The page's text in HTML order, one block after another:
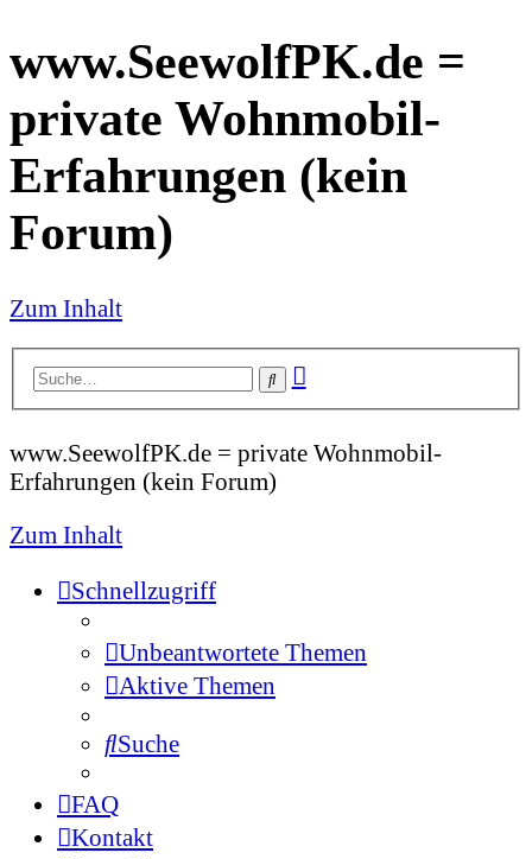
www.SeewolfPK.de =
private Wohnmobil-
Erfahrungen (kein
Forum)
Zum Inhalt
SucheErweiterte
www.SeewolfPK.de = private Wohnmobil-
Erfahrungen (kein Forum)
Zum Inhalt
Schnellzugriff
Unbeantwortete Themen
Aktive Themen
Suche
FAQ
Kontakt